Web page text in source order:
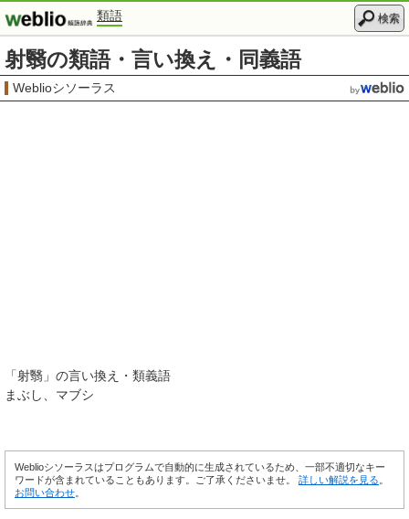
類語 検索
射翳の類語・言い換え・同義語
Weblioシソーラス
「射翳 」の言い換え・類義語
まぶし
マブシ
Weblioシソーラスはプログラムで自動的に生成されているため、一部不適切なキー
ワードが含まれていることもあります。ご了承くださいませ。 詳しい解説を見る
お問い合わせ